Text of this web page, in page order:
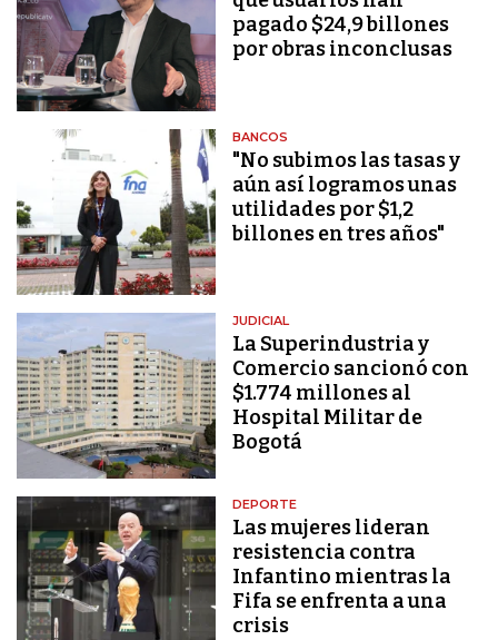
pagado $24,9 billones
por obras inconclusas
BANCOS
"No subimos las tasas y
aún así logramos unas
utilidades por $1,2
billones en tres años"
JUDICIAL
La Superindustria y
Comercio sancionó con
$1.774 millones al
Hospital Militar de
Bogotá
DEPORTE
Las mujeres lideran
resistencia contra
Infantino mientras la
Fifa se enfrenta a una
crisis